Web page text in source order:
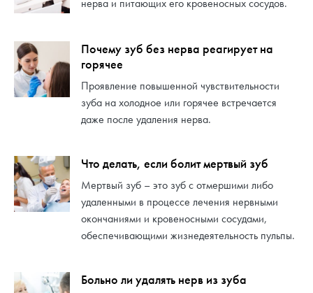
нерва и питающих его кровеносных сосудов.
Почему зуб без нерва реагирует на
горячее
Проявление повышенной чувствительности
зуба на холодное или горячее встречается
даже после удаления нерва.
Что делать, если болит мертвый зуб
Мертвый зуб – это зуб с отмершими либо
удаленными в процессе лечения нервными
окончаниями и кровеносными сосудами,
обеспечивающими жизнедеятельность пульпы.
Больно ли удалять нерв из зуба